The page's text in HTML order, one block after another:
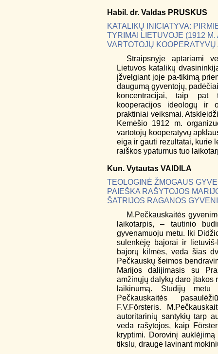
Habil. dr. Valdas PRUSKUS
KATALIKŲ INICIATYVA:
TYRIMAI LIETUVOJE (1912
VARTOTOJŲ
Straipsnyje aptariami
Lietuvos katalikų
įžvelgiant joje pa-tikimą
daugumą gyventojų,
koncentracijai, taip pat
kooperacijos ideologų ir
praktiniai veiksmai.
Kemėšio 1912 m.
vartotojų kooperatyvų
eiga ir gauti rezultatai, kurie
raiškos ypatumus tuo
Kun. Vytautas VAIDILA
TEOLOGINĖ ŽMOGAUS
PAIEŠKA RAŠYTOJOS
ŠATRIJOS RAGANOS
M.Pečkauskaitės
laikotarpis, – tautinio
gyvenamuoju metu. Iki
sulenkėję bajorai ir
bajorų kilmės, veda šias
Pečkauskų šeimos
Marijos dalijimasis su
amžinųjų dalykų daro įtakos
laikinumą. Studijų
Pečkauskaitės
F.V.Försteris.
autoritarinių santykių tarp
veda rašytojos, kaip
kryptimi. Dorovinį
tikslu, drauge lavinant